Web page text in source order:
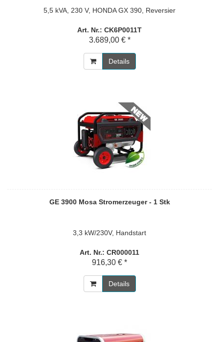
5,5 kVA, 230 V, HONDA GX 390, Reversier
Art. Nr.: CK6P0011T
3.689,00 € *
Details
GE 3900 Mosa Stromerzeuger - 1 Stk
3,3 kW/230V, Handstart
Art. Nr.: CR000011
916,30 € *
Details